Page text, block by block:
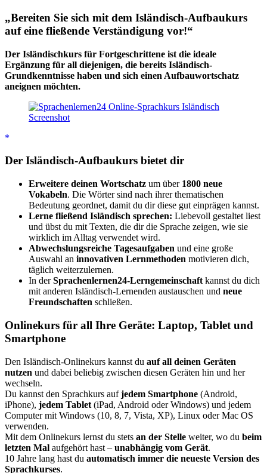
„Bereiten Sie sich mit dem Isländisch-Aufbaukurs
auf eine fließende Verständigung vor!“
Der Isländischkurs für Fortgeschrittene ist die ideale
Ergänzung für all diejenigen, die bereits Isländisch-
Grundkenntnisse haben und sich einen Aufbauwortschatz
aneignen möchten.
Der Isländisch-Aufbaukurs bietet dir
Erweitere deinen Wortschatz um über 1800 neue
Vokabeln. Die Wörter sind nach ihrer thematischen
Bedeutung geordnet, damit du dir diese gut einprägen kannst.
Lerne fließend Isländisch sprechen: Liebevoll gestaltet liest
und übst du mit Texten, die dir die Sprache zeigen, wie sie
wirklich im Alltag verwendet wird.
Abwechslungsreiche Tagesaufgaben und eine große
Auswahl an innovativen Lernmethoden motivieren dich,
täglich weiterzulernen.
In derSprachenlernen24-Lerngemeinschaft kannst du dich
mit anderen Isländisch-Lernenden austauschen und neue
Freundschaften schließen.
Onlinekurs für all Ihre Geräte: Laptop, Tablet und
Smartphone
Den Isländisch-Onlinekurs kannst du auf all deinen Geräten
nutzen und dabei beliebig zwischen diesen Geräten hin und her
wechseln.
Du kannst den Sprachkurs aufjedem Smartphone (Android,
iPhone), jedem Tablet (iPad, Android oder Windows) und jedem
Computer mit Windows (10, 8, 7, Vista, XP), Linux oder Mac OS
verwenden.
Mit dem Onlinekurs lernst du stets an der Stelle weiter, wo du beim
letzten Mal aufgehört hast – unabhängig vom Gerät.
10 Jahre lang hast du automatisch immer die neueste Version des
Sprachkurses.